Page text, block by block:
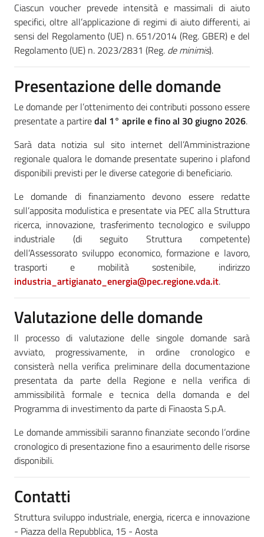
Ciascun voucher prevede intensità e massimali di aiuto
specifici, oltre all’applicazione di regimi di aiuto differenti, ai
sensi del Regolamento (UE) n. 651/2014 (Reg. GBER) e del
Regolamento (UE) n. 2023/2831 (Reg. de minimis).
Presentazione delle domande
Le domande per l’ottenimento dei contributi possono essere
presentate a partiredal 1° aprile e fino al 30 giugno 2026.
Sarà data notizia sul sito internet dell’Amministrazione
regionale qualora le domande presentate superino i plafond
disponibili previsti per le diverse categorie di beneficiario.
Le domande di finanziamento devono essere redatte
sull’apposita modulistica e presentate via PEC alla Struttura
ricerca, innovazione, trasferimento tecnologico e sviluppo
industriale (di seguito Struttura competente)
dell’Assessorato sviluppo economico, formazione e lavoro,
trasporti e mobilità sostenibile, indirizzo
industria_artigianato_energia@pec.regione.vda.it.
Valutazione delle domande
Il processo di valutazione delle singole domande sarà
avviato, progressivamente, in ordine cronologico e
consisterà nella verifica preliminare della documentazione
presentata da parte della Regione e nella verifica di
ammissibilità formale e tecnica della domanda e del
Programma di investimento da parte di Finaosta S.p.A.
Le domande ammissibili saranno finanziate secondo l’ordine
cronologico di presentazione fino a esaurimento delle risorse
disponibili.
Contatti
Struttura sviluppo industriale, energia, ricerca e innovazione
- Piazza della Repubblica, 15 - Aosta